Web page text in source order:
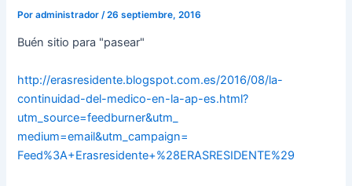
Poradministrador /26 septiembre, 2016
Buén sitio para "pasear"
http://erasresidente.blogspot.com.es/2016/08/la-
continuidad-del-medico-en-la-ap-es.html?
utm_source=feedburner&utm_
medium=email&utm_campaign=
Feed%3A+Erasresidente+%28ERASRESIDENTE%29